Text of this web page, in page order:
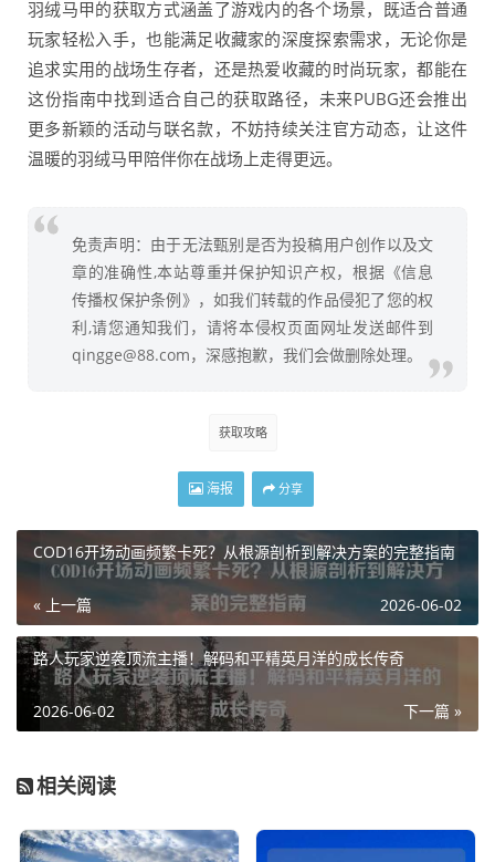
羽绒马甲的获取方式涵盖了游戏内的各个场景，既适合普通
玩家轻松入手，也能满足收藏家的深度探索需求，无论你是
追求实用的战场生存者，还是热爱收藏的时尚玩家，都能在
这份指南中找到适合自己的获取路径，未来PUBG还会推出
更多新颖的活动与联名款，不妨持续关注官方动态，让这件
温暖的羽绒马甲陪伴你在战场上走得更远。
免责声明：由于无法甄别是否为投稿用户创作以及文
章的准确性,本站尊重并保护知识产权，根据《信息
传播权保护条例》，如我们转载的作品侵犯了您的权
利,请您通知我们，请将本侵权页面网址发送邮件到
qingge@88.com，深感抱歉，我们会做删除处理。
获取攻略
海报 分享
COD16开场动画频繁卡死？从根源剖析到解决方案的完整指南
« 上一篇 2026-06-02
路人玩家逆袭顶流主播！解码和平精英月洋的成长传奇
下一篇 »
2026-06-02
相关阅读